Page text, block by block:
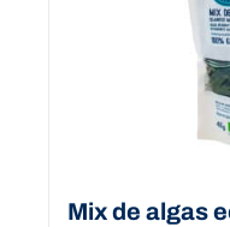
Mix de algas